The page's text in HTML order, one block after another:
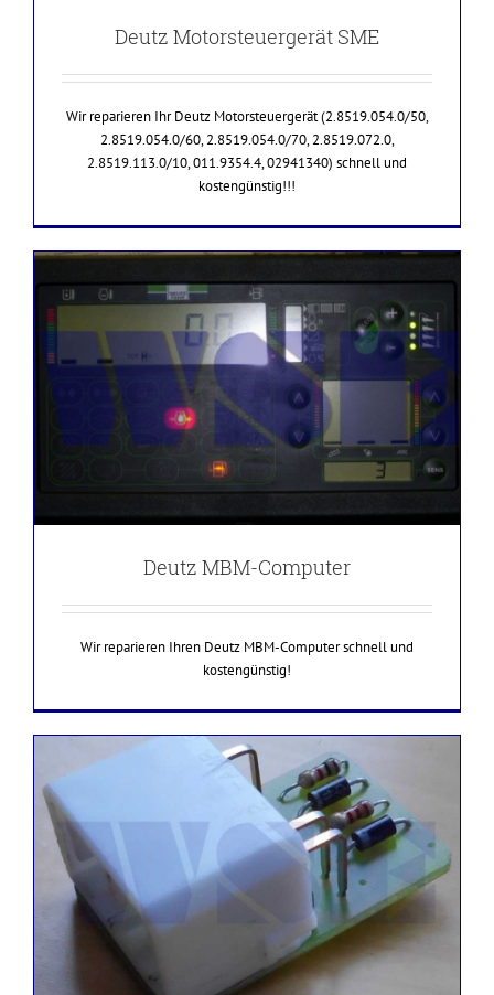
Deutz Motorsteuergerät SME
Wir reparieren Ihr Deutz Motorsteuergerät (2.8519.054.0/50,
2.8519.054.0/60, 2.8519.054.0/70, 2.8519.072.0,
2.8519.113.0/10, 011.9354.4, 02941340) schnell und
kostengünstig!!!
Deutz MBM-Computer
Wir reparieren Ihren Deutz MBM-Computer schnell und
kostengünstig!